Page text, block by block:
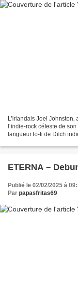
L’Irlandais Joel
l’indie-rock céleste de
langueur lo-fi de Ditch
ETERNA –
Publié le 02/02/2025 à
Par papasfritas69